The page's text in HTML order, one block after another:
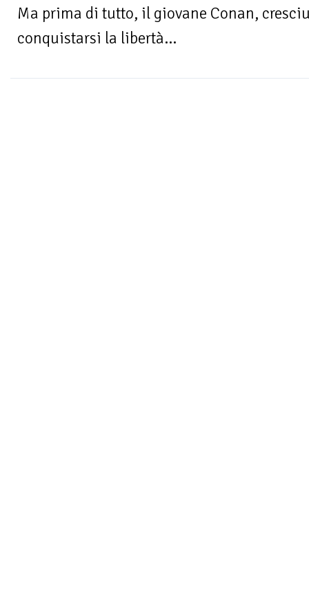
Ma prima di tutto, il giovane Conan,
conquistarsi la libertà...